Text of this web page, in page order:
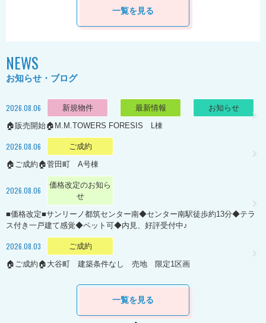
一覧を見る
NEWS
お知らせ・ブログ
2026.08.06 新規物件 最新情報
お知らせ
🏠販売開始🏠M.M.TOWERS FORESIS L棟
2026.08.06
ご成約
🏠ご成約🏠菅田町 A号棟
2026.08.06
価格改定のお知ら
せ
■価格改定■サンリーノ都筑センター南◆センター南駅徒歩約13分◆テラ
ス付き一戸建て感覚◆ペット可◆内見、好評受付中♪
2026.08.03
ご成約
🏠ご成約🏠大谷町 建築条件なし 売地 限定1区画
一覧を見る